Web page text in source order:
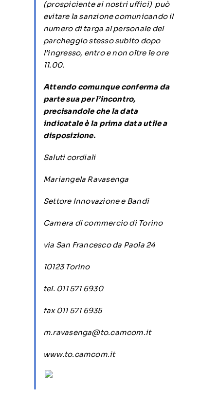
(prospiciente ai nostri uffici) può
evitare la sanzione comunicando il
numero di targa al personale del
parcheggio stesso subito dopo
l’ingresso, entro e non oltre le ore
11.00.
Attendo comunque conferma da
parte sua per l’incontro,
precisandole che la data
indicatale è la prima data utile a
disposizione.
Saluti cordiali
Mariangela Ravasenga
Settore Innovazione e Bandi
Camera di commercio di Torino
via San Francesco da Paola 24
10123 Torino
tel. 011 571 6930
fax 011 571 6935
m.ravasenga@to.camcom.it
www.to.camcom.it